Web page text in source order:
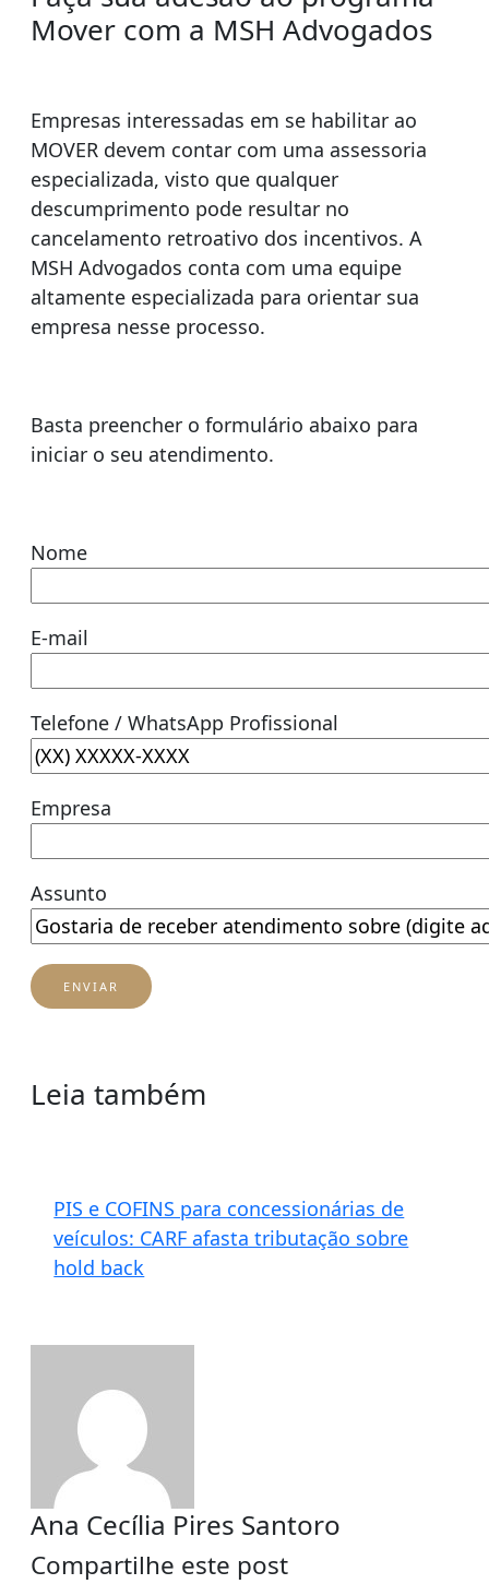
Mover com a MSH Advogados
Empresas interessadas em se habilitar ao
MOVER devem contar com uma assessoria
especializada, visto que qualquer
descumprimento pode resultar no
cancelamento retroativo dos incentivos. A
MSH Advogados conta com uma equipe
altamente especializada para orientar sua
empresa nesse processo.
Basta preencher o formulário abaixo para
iniciar o seu atendimento.
Nome
E-mail
Telefone / WhatsApp Profissional
Empresa
Assunto
Leia também
PIS e COFINS para concessionárias de
veículos: CARF afasta tributação sobre
hold back
Ana Cecília Pires Santoro
Compartilhe este post